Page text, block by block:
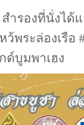
สำรองที่นั่งได้
ว้พระล่องเรื
ด์บูมพาเฮง